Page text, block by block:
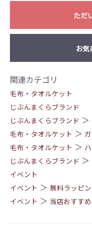
ただ
お
関連カテゴリ
毛布・タオルケット
じぶんまくらブランド
じぶんまくらブランド ＞
毛布・タオルケット ＞
毛布・タオルケット ＞
じぶんまくらブランド ＞
イベント
イベント ＞ 無料ラッピ
イベント ＞ 当店おすす